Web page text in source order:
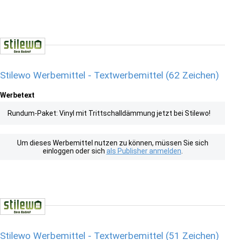
Stilewo Werbemittel - Textwerbemittel (62 Zeichen)
Werbetext
Rundum-Paket: Vinyl mit Trittschalldämmung jetzt bei Stilewo!
Um dieses Werbemittel nutzen zu können, müssen Sie sich
einloggen oder sich als Publisher anmelden
Stilewo Werbemittel - Textwerbemittel (51 Zeichen)